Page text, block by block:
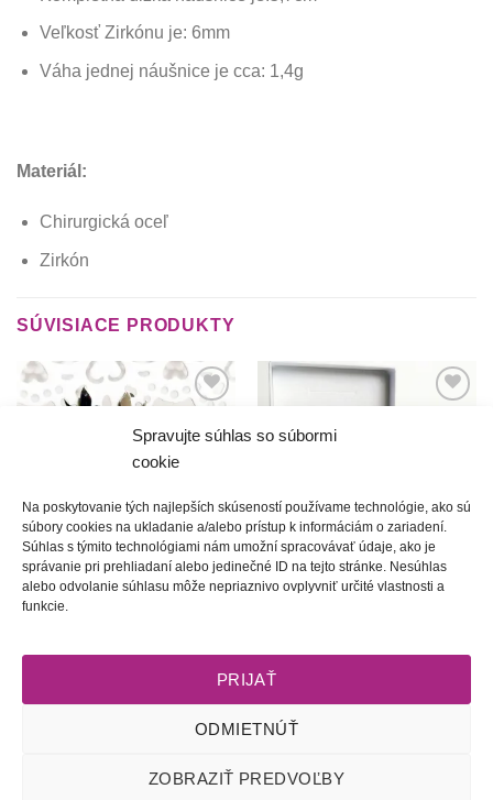
Spravujte súhlas so súbormi
cookie
Na poskytovanie tých najlepších skúseností používame technológie, ako sú
súbory cookies na ukladanie a/alebo prístup k informáciám o zariadení.
Súhlas s týmito technológiami nám umožní spracovávať údaje, ako je
správanie pri prehliadaní alebo jedinečné ID na tejto stránke. Nesúhlas
alebo odvolanie súhlasu môže nepriaznivo ovplyvniť určité vlastnosti a
funkcie.
PRIJAŤ
ODMIETNÚŤ
ZOBRAZIŤ PREDVOĽBY
Veľkosť Zirkónu je: 6mm
Váha jednej náušnice je cca: 1,4g
Materiál:
Chirurgická oceľ
Zirkón
SÚVISIACE PRODUKTY
krasotinku
si prosím
Lastovička
Reklamačný poriadok l Starostlivosť o šperky